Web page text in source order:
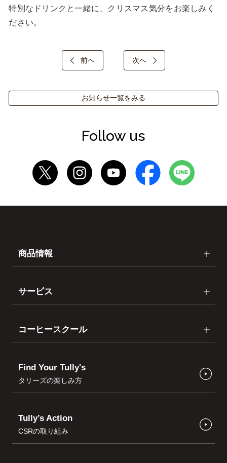
特別なドリンクと一緒に、クリスマス気分をお楽しみく
ださい。
前へ 次へ
お知らせ一覧をみる
Follow us
商品情報
サービス
コーヒースクール
Find Your Tully's
タリーズの楽しみ方
Tully’s Action
CSRの取り組み